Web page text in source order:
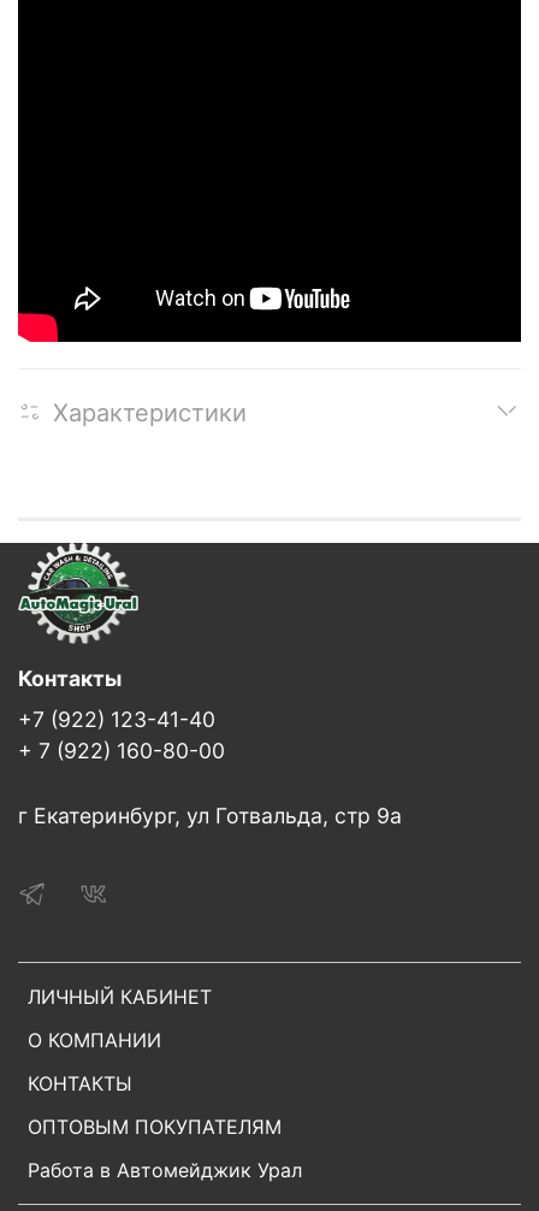
Характеристики
ЛИЧНЫЙ КАБИНЕТ
О КОМПАНИИ
КОНТАКТЫ
ОПТОВЫМ ПОКУПАТЕЛЯМ
Работа в Автомейджик Урал
Контакты
+7 (922) 123-41-40
+ 7 (922) 160-80-00
г Екатеринбург, ул Готвальда, стр 9а